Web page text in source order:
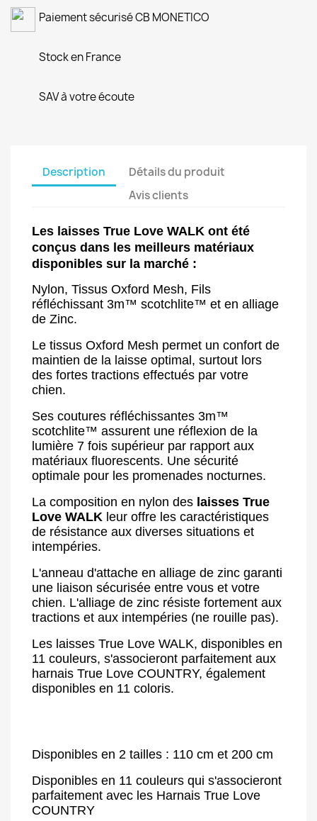
Paiement sécurisé CB MONETICO
Stock en France
SAV à votre écoute
Description
Détails du produit
Avis clients
Les laisses True Love WALK ont été
conçus dans les meilleurs matériaux
disponibles sur la marché :
Nylon, Tissus Oxford Mesh, Fils
réfléchissant 3m™ scotchlite™ et en alliage
de Zinc.
Le tissus Oxford Mesh permet un confort de
maintien de la laisse optimal, surtout lors
des fortes tractions effectués par votre
chien.
Ses coutures réfléchissantes 3m™
scotchlite™ assurent une réflexion de la
lumière 7 fois supérieur par rapport aux
matériaux fluorescents. Une sécurité
optimale pour les promenades nocturnes.
La composition en nylon des laisses True
Love WALK leur offre les caractéristiques
de résistance aux diverses situations et
intempéries.
L'anneau d'attache en alliage de zinc garanti
une liaison sécurisée entre vous et votre
chien. L'alliage de zinc résiste fortement aux
tractions et aux intempéries (ne rouille pas).
Les laisses True Love WALK, disponibles en
11 couleurs, s'associeront parfaitement aux
harnais True Love COUNTRY, également
disponibles en 11 coloris.
Disponibles en 2 tailles : 110 cm et 200 cm
Disponibles en 11 couleurs qui s'associeront
parfaitement avec les Harnais True Love
COUNTRY